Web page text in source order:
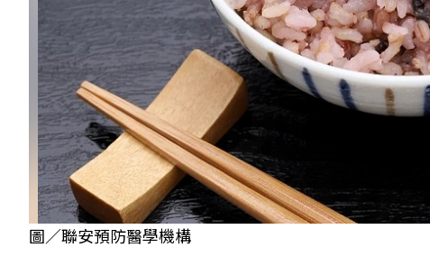
圖／聯安預防醫學機構